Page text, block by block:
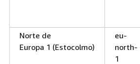
Norte de
Europa 1 (Estocolmo)
eu-
north-
1